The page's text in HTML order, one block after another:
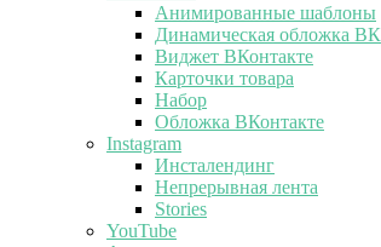
Анимированные шаблоны
Динамическая обложка ВК
Виджет ВКонтакте
Карточки товара
Набор
Обложка ВКонтакте
Instagram
Инсталендинг
Непрерывная лента
Stories
YouTube